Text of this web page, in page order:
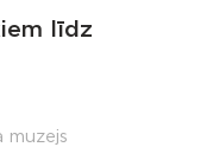
līdz
muzejs